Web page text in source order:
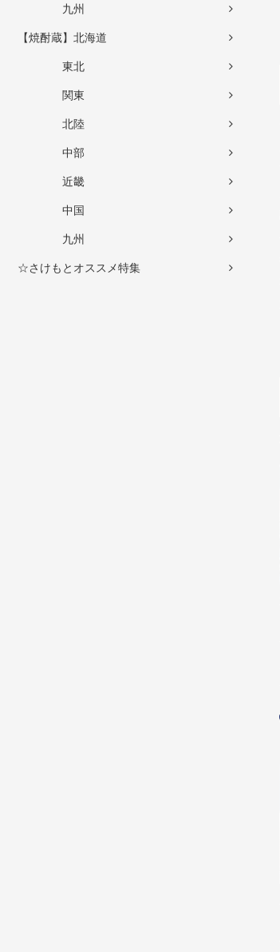
九州
【焼酎蔵】北海道
東北
関東
北陸
中部
近畿
中国
九州
☆さけもとオススメ特集